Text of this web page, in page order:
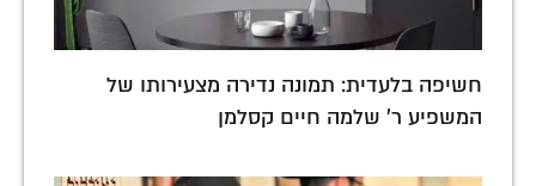
חשיפה בלעדית: תמונה נדירה מצעירותו של
המשפיע ר' שלמה חיים קסלמן